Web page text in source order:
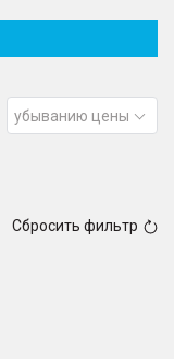
убыванию цены
Сбросить фильтр